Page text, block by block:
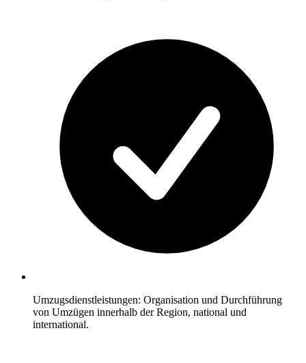
Umzugsdienstleistungen: Organisation und Durchführung
von Umzügen innerhalb der Region, national und
international.